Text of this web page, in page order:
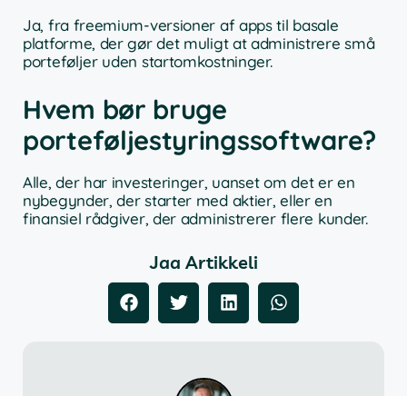
Ja, fra freemium-versioner af apps til basale
platforme, der gør det muligt at administrere små
porteføljer uden startomkostninger.
Hvem bør bruge
porteføljestyringssoftware?
Alle, der har investeringer, uanset om det er en
nybegynder, der starter med aktier, eller en
finansiel rådgiver, der administrerer flere kunder.
Jaa Artikkeli